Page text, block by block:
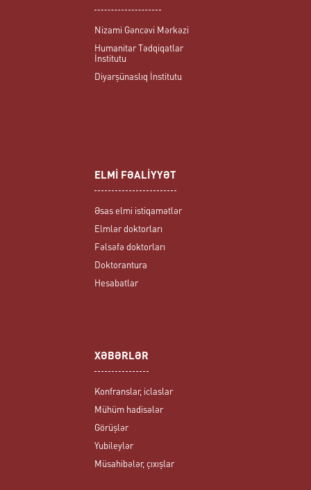
Nizami Gəncəvi Mərkəzi
Humanitar Tədqiqatlar
İnstitutu
Diyarşünaslıq İnstitutu
ELMİ FƏALİYYƏT
Əsas elmi istiqamətlər
Elmlər doktorları
Fəlsəfə doktorları
Doktorantura
Hesabatlar
XƏBƏRLƏR
Konfranslar, iclaslar
Mühüm hadisələr
Görüşlər
Yubileylər
Müsahibələr, çıxışlar